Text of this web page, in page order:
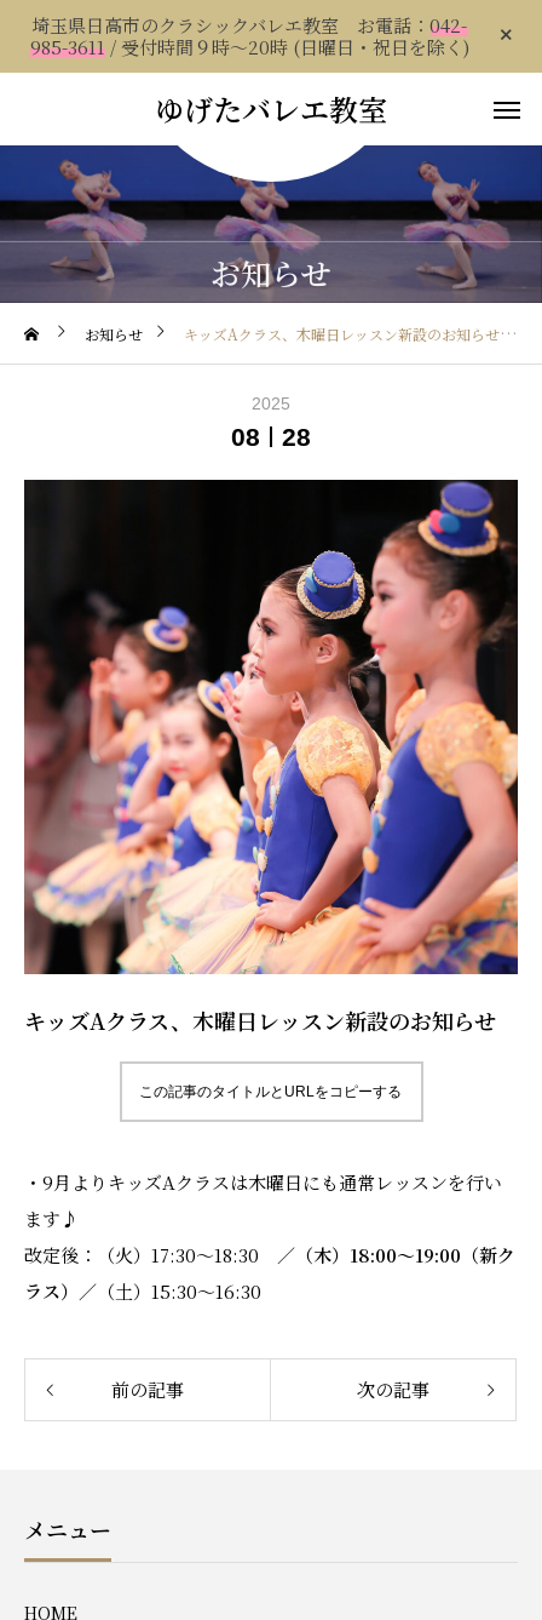
埼玉県日高市のクラシックバレエ教室 お電話：042-
985-3611 / 受付時間９時～20時 (日曜日・祝日を除く)
ゆげたバレエ教室
お知らせ
お知らせ キッズAクラス、木曜日レッスン新設のお知らせ
2025
08 28
キッズAクラス、木曜日レッスン新設のお知らせ
この記事のタイトルとURLをコピーする
・9月よりキッズAクラスは木曜日にも通常レッスンを行い
ます♪
改定後：（火）17:30～18:30 ／ （木）18:00～19:00（新ク
ラス） ／（土）15:30～16:30
前の記事 次の記事
メニュー
HOME